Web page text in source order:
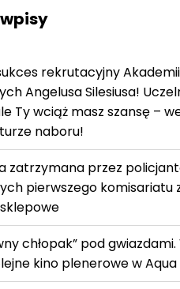
rekrutacyjny
Angelusa Silesiusa!
Ty wciąż masz szansę –
turze naboru!
zatrzymana przez
pierwszego komisariatu
chłopak” pod gwiazdami.
kino plenerowe w Aqua